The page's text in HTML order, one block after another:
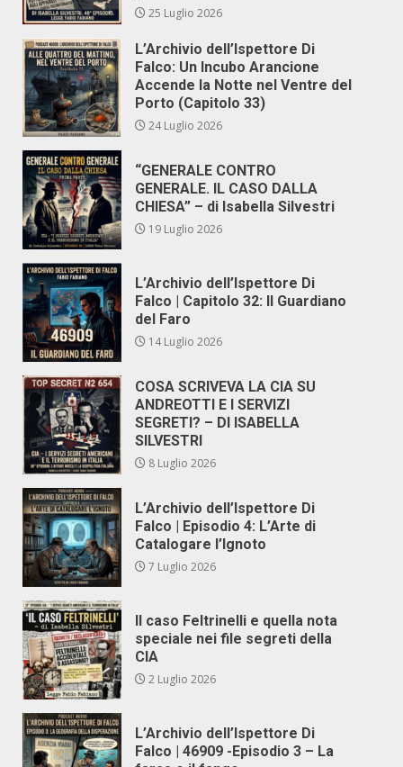
25 Luglio 2026
L’Archivio dell’Ispettore Di
Falco: Un Incubo Arancione
Accende la Notte nel Ventre del
Porto (Capitolo 33)
24 Luglio 2026
“GENERALE CONTRO
GENERALE. IL CASO DALLA
CHIESA” – di Isabella Silvestri
19 Luglio 2026
L’Archivio dell’Ispettore Di
Falco | Capitolo 32: Il Guardiano
del Faro
14 Luglio 2026
COSA SCRIVEVA LA CIA SU
ANDREOTTI E I SERVIZI
SEGRETI? – DI ISABELLA
SILVESTRI
8 Luglio 2026
L’Archivio dell’Ispettore Di
Falco | Episodio 4: L’Arte di
Catalogare l’Ignoto
7 Luglio 2026
Il caso Feltrinelli e quella nota
speciale nei file segreti della
CIA
2 Luglio 2026
L’Archivio dell’Ispettore Di
Falco | 46909 -Episodio 3 – La